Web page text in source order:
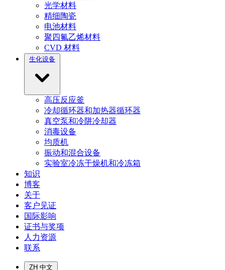
光学材料
精细陶瓷
电池材料
聚四氟乙烯材料
CVD 材料
生化设备
高压反应釜
冷却循环器和加热器循环器
真空泵和冷阱冷却器
消毒设备
均质机
振动和混合设备
实验室冷冻干燥机和冷冻箱
知识
博客
关于
客户见证
国际影响
证书与奖项
人力资源
联系
ZH 中文